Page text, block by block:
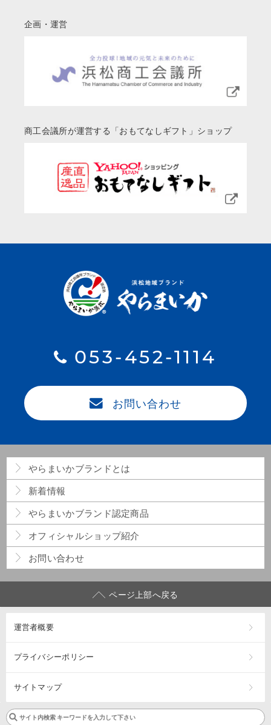
企画・運営
商工会議所が運営する「おもてなしギフト」ショップ
053-452-1114
お問い合わせ
やらまいかブランドとは
新着情報
やらまいかブランド認定商品
オフィシャルショップ紹介
お問い合わせ
ページ上部へ戻る
運営者概要
プライバシーポリシー
サイトマップ